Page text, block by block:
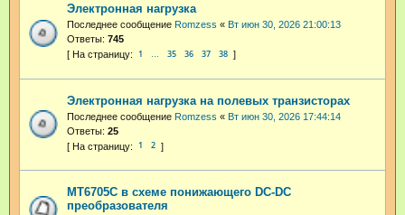
Электронная нагрузка
Последнее сообщение Romzess « Вт июн 30, 2026 21:00:13
Ответы: 745
1 35 36 37 38
Электронная нагрузка на полевых транзисторах
Последнее сообщение Romzess « Вт июн 30, 2026 17:44:14
Ответы: 25
1 2
MT6705C в схеме понижающего DC-DC
преобразователя